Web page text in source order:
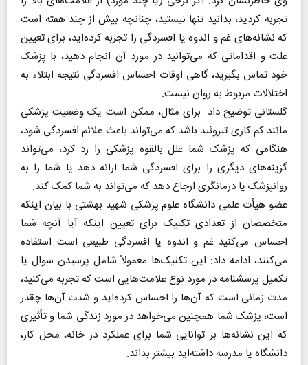
تجربه کردید، بدانید تنها نیستید، چنانچه بیش از چند هفته است
که نشانه‌های غم و اندوه یا افسردگی را تجربه کرده‌اید، برای تعیین
علت و اقداماتی که می‌توانید در مورد آن انجام دهید، با پزشک
خود تماس بگیرید، گاهی اوقات احساس افسردگی نتیجه ابتلاء به
اختلالات مربوط به روان نیست.
گلستانی توضیح داد: برای مثال، ممکن است یک وضعیت پزشکی
مانند کم کاری تیروئید باشد که می‌تواند باعث علائم افسردگی شود،
هنگامی که پزشک شما علل بالقوه پزشکی را رد کرد، می‌تواند
گزینه‌های دیگری را برای افسردگی شما ارائه دهد یا شما را به
روانپزشک یا درمانگری ارجاع دهد که می‌تواند به شما کمک کند.
عضو هیأت علمی دانشگاه علوم پزشکی شهید بهشتی با بیان اینکه
متخصصان از تعدادی تکنیک برای تعیین اینکه آیا آنچه شما
احساس می‌کنید غم و اندوه یا افسردگی طبیعی است استفاده
می‌کنند، ادامه داد: این تکنیک‌ها معمولاً شامل پرسیدن سوال یا
تکمیل پرسشنامه در مورد نوع علامت‌هایی است که تجربه می‌کنید،
مدت زمانی است که آن‌ها را احساس کرده‌اید و شدت آن‌ها چقدر
است، پزشک شما همچنین می‌خواهد در مورد زندگی شما و تأثیری
که این نشانه‌ها بر توانایی شما برای عملکرد در خانه، محل کار،
دانشگاه یا مدرسه داشته‌اید بیشتر بداند.